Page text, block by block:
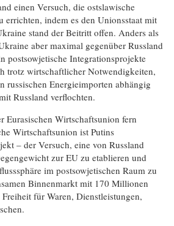
einen Versuch, die ostslawische
errichten, indem es den Unionsstaat mit
stand der Beitritt offen. Anders als
aber maximal gegenüber Russland
postsowjetische Integrationsprojekte
trotz wirtschaftlicher Notwendigkeiten,
russischen Energieimporten abhängig
Russland verflochten.
Eurasischen Wirtschaftsunion fern
Wirtschaftsunion ist Putins
– der Versuch, eine von Russland
zur EU zu etablieren und
im postsowjetischen Raum zu
Binnenmarkt mit 170 Millionen
für Waren, Dienstleistungen,